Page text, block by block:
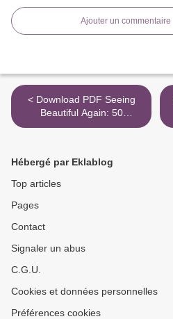
Ajouter un commentaire
< Download PDF Seeing
Beautiful Again: 50
Devotions to Find
Hébergé par Eklablog
Top articles
Pages
Contact
Signaler un abus
C.G.U.
Cookies et données personnelles
Préférences cookies